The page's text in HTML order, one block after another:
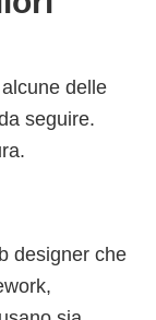
delle
seguire.
designer che